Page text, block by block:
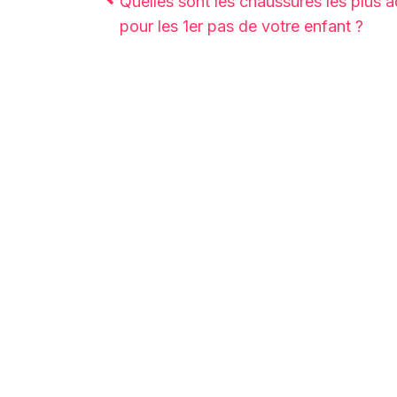
pour les 1er pas de votre enfant ?